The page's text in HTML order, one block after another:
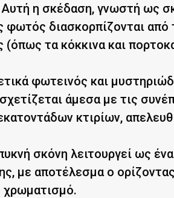
η σκέδαση, γνωστή ως
φωτός διασκορπίζονται
(όπως τα κόκκινα και
φωτεινός και
άμεσα με τις
κτιρίων,
σκόνη λειτουργεί ως
με αποτέλεσμα ο
χρωματισμό.